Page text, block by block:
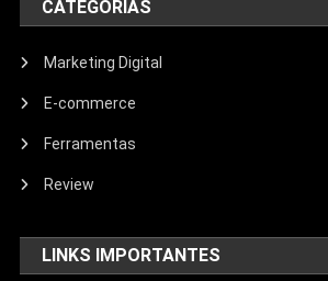
CATEGORIAS
Marketing Digital
E-commerce
Ferramentas
Review
LINKS IMPORTANTES